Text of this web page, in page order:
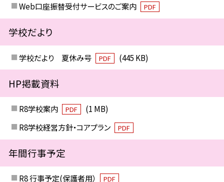
Web口座振替受付サービスのご案内 PDF
学校だより
学校だより 夏休み号 PDF (445 KB)
HP掲載資料
R8学校案内 PDF
(1 MB)
R8学校経営方針・コアプラン
PDF
年間行事予定
R8 行事予定(保護者用） PDF